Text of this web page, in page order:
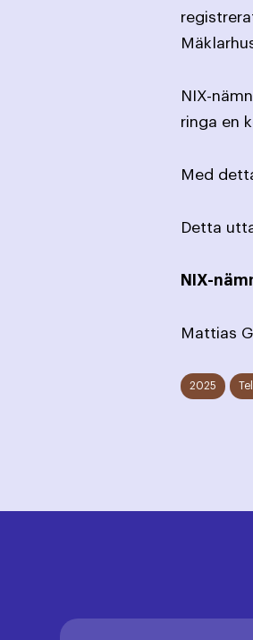
NIX-
ringa en
Med
Detta
NIX-
Mattias
2025